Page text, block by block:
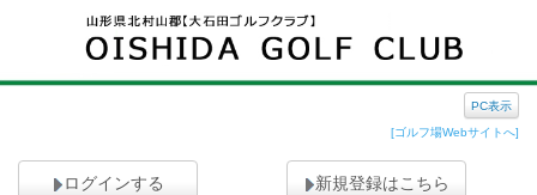
PC表示
[ゴルフ場Webサイトへ]
ログインする 新規登録はこちら